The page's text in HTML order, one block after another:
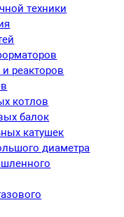
техники
реакторов
котлов
балок
катушек
диаметра